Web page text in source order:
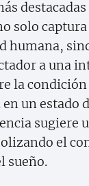
solo
humana,
a una
la condición
un estado
sugiere
el
sueño.